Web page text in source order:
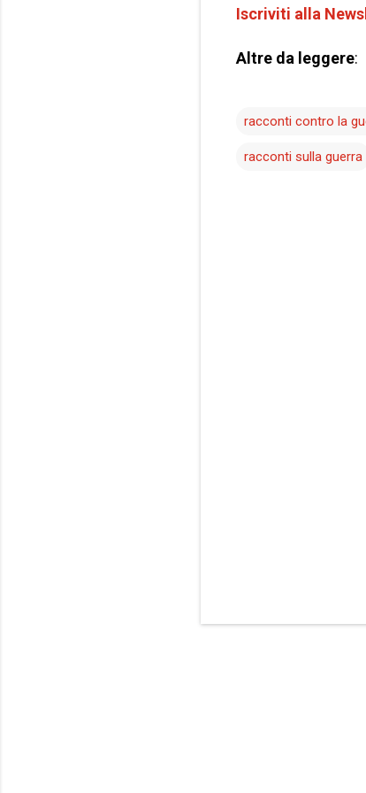
Iscriviti alla
Altre da leggere:
racconti contro la
racconti sulla guerra